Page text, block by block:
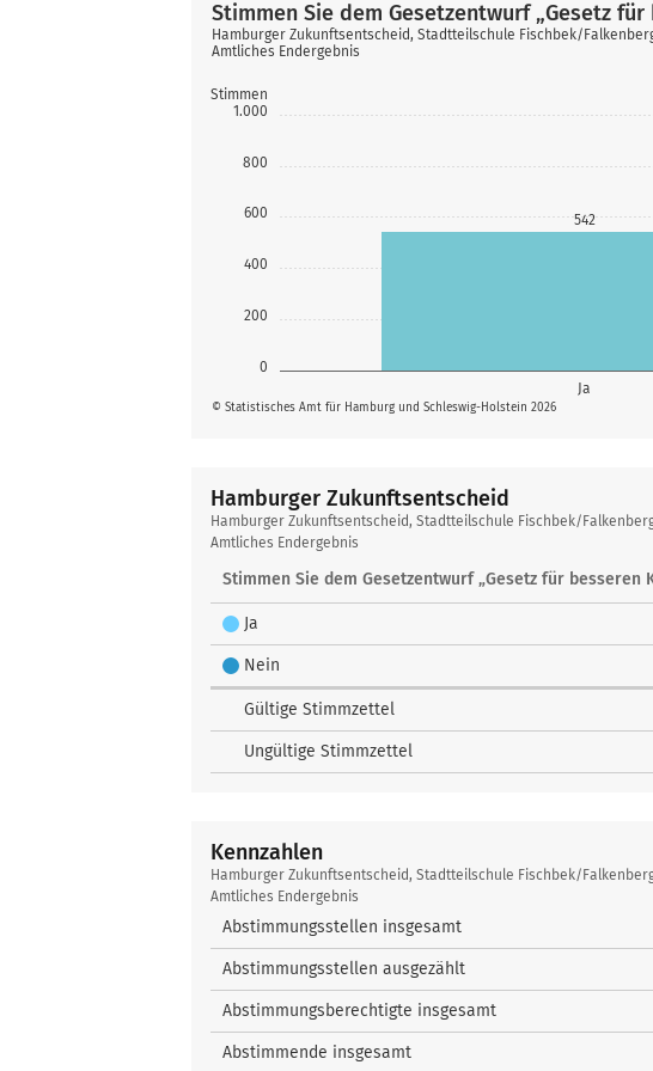
0
200
400
600
800
1.000
Stimmen
Ja
542
© Statistisches Amt für Hamburg und Schleswig-Holstein 2026
Stimmen Sie dem Gesetzentwurf „Gesetz
Hamburger Zukunftsentscheid, Stadtteilschule Fischbek/
Amtliches Endergebnis
Hamburger Zukunftsentscheid
Hamburger
Zukunftsentscheid
Hamburger Zukunftsentscheid, Stadtteilschule Fischbek/
Amtliches Endergebnis
Stimmen Sie dem Gesetzentwurf „Gesetz für
Ja
Nein
Gültige Stimmzettel
Ungültige Stimmzettel
Kennzahlen
Kennzahlen
Hamburger Zukunftsentscheid, Stadtteilschule Fischbek/
Amtliches Endergebnis
Abstimmungsstellen insgesamt
Abstimmungsstellen ausgezählt
Abstimmungsberechtigte insgesamt
Abstimmende insgesamt